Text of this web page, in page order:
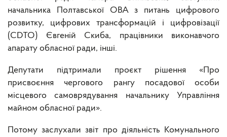
начальника Полтавської ОВА з питань цифрового
розвитку, цифрових трансформацій і цифровізації
(CDTO) Євгеній Скиба, працівники виконавчого
апарату обласної ради, інші.
Депутати підтримали проєкт рішення «Про
присвоєння чергового рангу посадової особи
місцевого самоврядування начальнику Управління
майном обласної ради».
Потому заслухали звіт про діяльність Комунального